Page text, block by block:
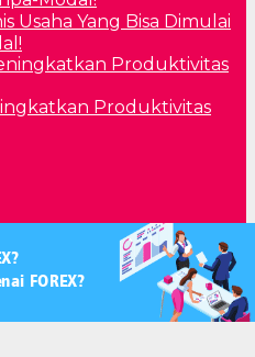
Usaha Yang Bisa Dimulai
Produktivitas